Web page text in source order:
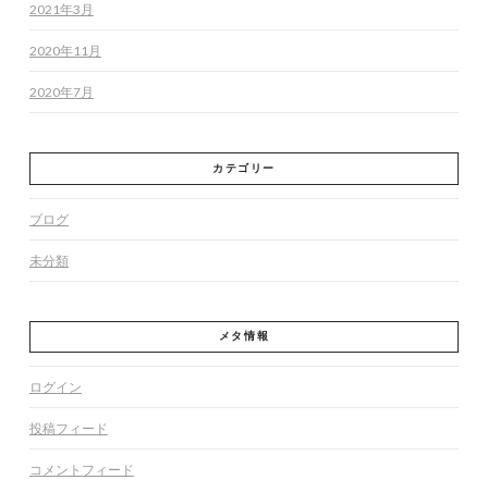
2021年3月
2020年11月
2020年7月
カテゴリー
ブログ
未分類
メタ情報
ログイン
投稿フィード
コメントフィード